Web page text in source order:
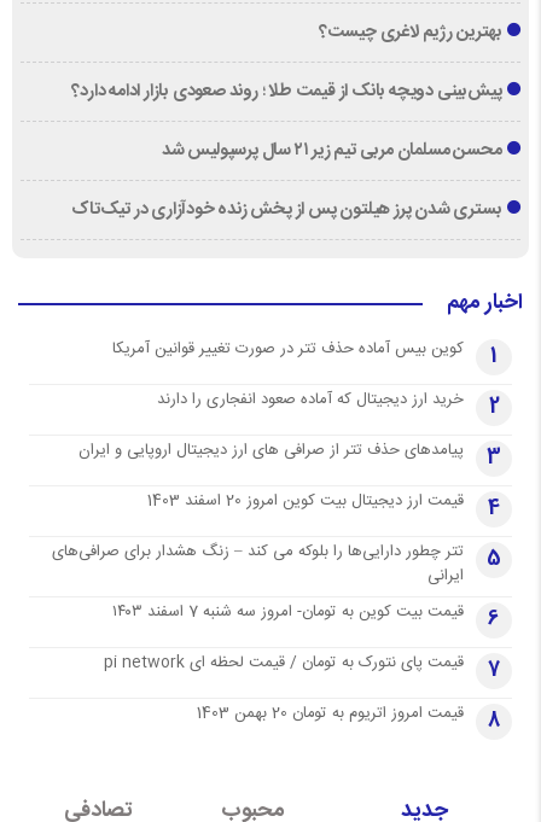
بهترین رژیم لاغری چیست؟
پیش‌بینی دویچه‌ بانک از قیمت طلا ؛ روند صعودی بازار ادامه دارد؟
محسن مسلمان مربی تیم زیر ۲۱ سال پرسپولیس شد
بستری شدن پرز هیلتون پس از پخش زنده خودآزاری در تیک‌تاک
اخبار مهم
1 کوین بیس آماده حذف تتر در صورت تغییر قوانین آمریکا
2 خرید ارز دیجیتال که آماده صعود انفجاری را دارند
3 پیامدهای حذف تتر از صرافی های ارز دیجیتال اروپایی و ایران
4 قیمت ارز دیجیتال بیت کوین امروز 20 اسفند 1403
5
تتر چطور دارایی‌ها را بلوکه می کند – زنگ هشدار برای صرافی‌های
ایرانی
6 قیمت بیت کوین به تومان- امروز سه شنبه 7 اسفند ۱۴۰۳
7 قیمت پای نتورک به تومان / قیمت لحظه ای pi network
8 قیمت امروز اتریوم به تومان 20 بهمن 1403
جدید محبوب تصادفی